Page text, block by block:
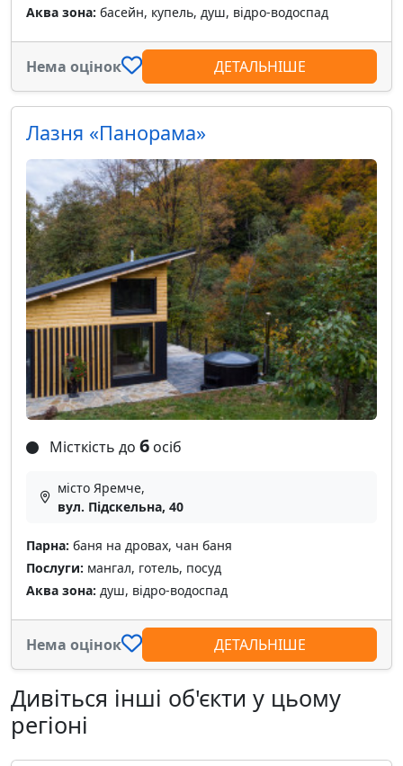
Аква зона: басейн, купель, душ, відро-водоспад
Нема оцінок ДЕТАЛЬНІШЕ
Лазня «Панорама»
Місткість до 6 осіб
місто Яремче,
вул. Підскельна, 40
Парна: баня на дровах, чан баня
Послуги: мангал, готель, посуд
Аква зона: душ, відро-водоспад
Нема оцінок ДЕТАЛЬНІШЕ
Дивіться інші об'єкти у цьому
регіоні